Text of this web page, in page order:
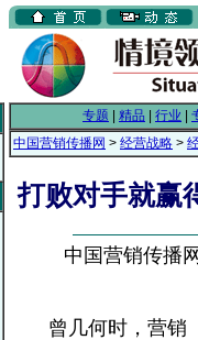
专题 精品 行业
中国营销传播网 > 经营战略 >
打败对手就赢
中国营销传播
曾几何时，营销